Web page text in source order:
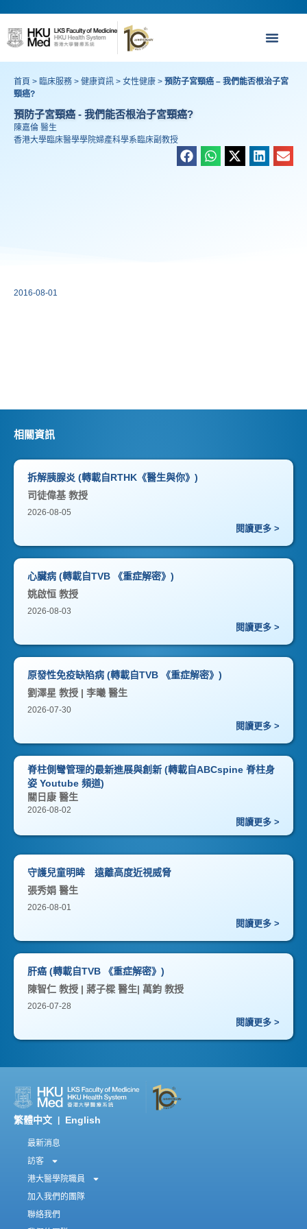
首頁 > 臨床服務 > 健康資訊 > 女性健康 > 預防子宮頸癌 – 我們能否根治子宮
頸癌?
預防子宮頸癌 - 我們能否根治子宮頸癌?
陳嘉倫 醫生
香港大學臨床醫學學院婦產科學系臨床副教授
2016-08-01
相關資訊
拆解胰腺炎 (轉載自RTHK《醫生與你》)
司徒偉基 教授
2026-08-05
閱讀更多 >
心臟病 (轉載自TVB 《重症解密》)
姚啟恒 教授
2026-08-03
閱讀更多 >
原發性免疫缺陷病 (轉載自TVB 《重症解密》)
劉澤星 教授 | 李曦 醫生
2026-07-30
閱讀更多 >
脊柱側彎管理的最新進展與創新 (轉載自ABCspine 脊柱身
姿 Youtube 頻道)
關日康 醫生
2026-08-02
閱讀更多 >
守護兒童明眸 遠離高度近視威脅
張秀娟 醫生
2026-08-01
閱讀更多 >
肝癌 (轉載自TVB 《重症解密》)
陳智仁 教授 | 蔣子樑 醫生| 萬鈞 教授
2026-07-28
閱讀更多 >
繁體中文 English
最新消息
訪客
港大醫學院職員
加入我們的團隊
聯絡我們